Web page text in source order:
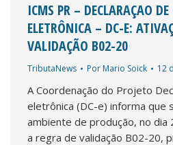
ICMS PR – DECLARAÇAO
ELETRÔNICA – DC-E:
VALIDAÇÃO B02-20
TributaNews Por Mario Soick 12
A Coordenação do Projeto
eletrônica (DC-e) informa que
ambiente de produção, no dia
a regra de validação B02-20,